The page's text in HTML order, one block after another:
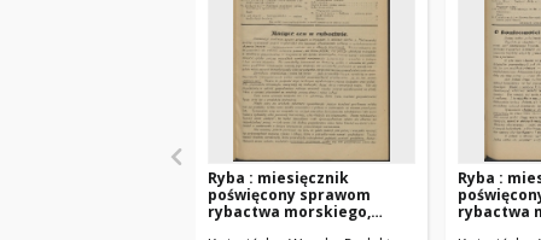
Ryba : miesięcznik
poświęcony sprawom
rybactwa morskiego,
Ryba :
rybactwa